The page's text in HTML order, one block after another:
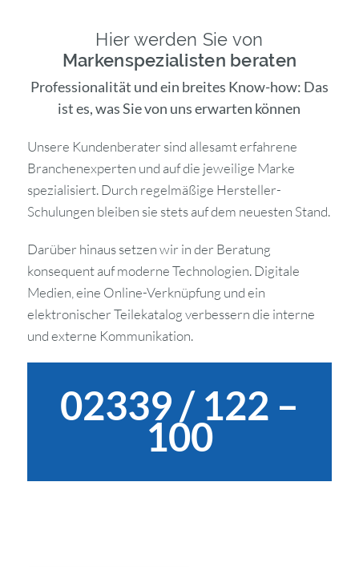
Hier werden Sie von
Markenspezialisten beraten
Professionalität und ein breites Know-how: Das
ist es, was Sie von uns erwarten können
Unsere Kundenberater sind allesamt erfahrene
Branchenexperten und auf die jeweilige Marke
spezialisiert. Durch regelmäßige Hersteller-
Schulungen bleiben sie stets auf dem neuesten Stand.
Darüber hinaus setzen wir in der Beratung
konsequent auf moderne Technologien. Digitale
Medien, eine Online-Verknüpfung und ein
elektronischer Teilekatalog verbessern die interne
und externe Kommunikation.
02339 / 122 –
100